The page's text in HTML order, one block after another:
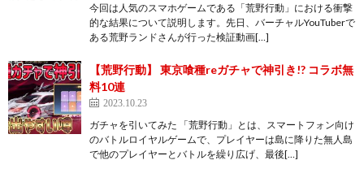
今回は人気のスマホゲームである「荒野行動」における衝撃
的な結果について説明します。先日、バーチャルYouTuberで
ある荒野ランドさんが行った検証動画[…]
【荒野行動】 東京喰種reガチャで神引き!? コラボ無
料10連
2023.10.23
ガチャを引いてみた 「荒野行動」とは、スマートフォン向け
のバトルロイヤルゲームで、プレイヤーは島に降りた無人島
で他のプレイヤーとバトルを繰り広げ、最後[…]